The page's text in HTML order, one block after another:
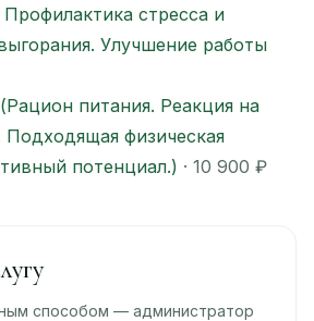
стресса и
Улучшение работы
питания. Реакция на
Подходящая физическая
потенциал.) · 10 900 ₽
способом — администратор